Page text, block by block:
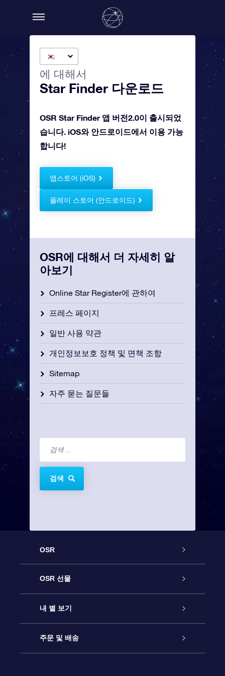
에 대해서
Star Finder 다운로드
OSR Star Finder 앱 버전2.0이 출시되었
습니다. iOS와 안드로이드에서 이용 가능
합니다!
앱스토어 (iOS)
플레이 스토어 (안드로이드)
OSR에 대해서 더 자세히 알
아보기
Online Star Register에 관하여
프레스 페이지
일반 사용 약관
개인정보보호 정책 및 면책 조항
Sitemap
자주 묻는 질문들
검색
OSR
고객 서비스
연락처
블로그
OSR 선물
온라인 별 선물
OSR 선물 팩
내 별 보기
Star Register
주문 및 배송